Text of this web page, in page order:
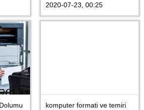
2020-07-23, 00:25
komputer formati ve temiri